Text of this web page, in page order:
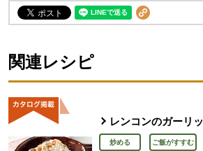
関連レシピ
レンコンのガーリ
炒める ご飯がすすむ